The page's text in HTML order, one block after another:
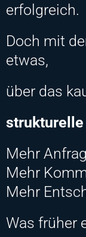
erfolgreich.
Doch mit
etwas,
über das
strukturelle
Mehr
Mehr
Mehr
Was früher